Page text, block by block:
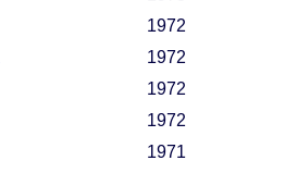
1972
1972
1972
1972
1971